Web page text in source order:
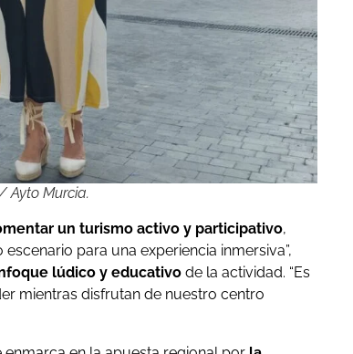
Ayto Murcia.
un turismo activo y participativo,
para una experiencia inmersiva”,
lúdico y educativo de la actividad. “Es
mientras disfrutan de nuestro centro